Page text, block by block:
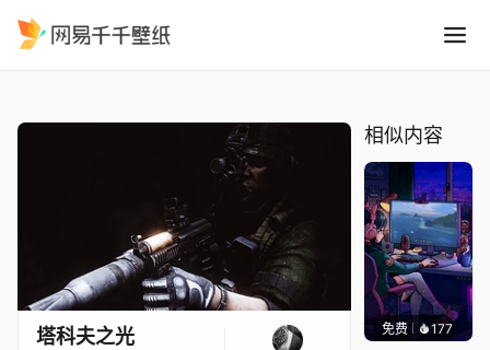
塔科夫之光
相似内容
免费 177